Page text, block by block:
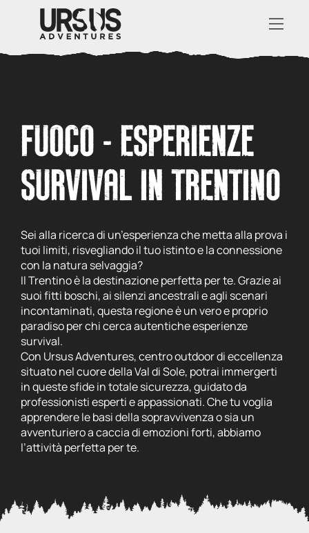
FUOCO - ESPERIENZE
SURVIVAL IN TRENTINO
Sei alla ricerca di un’esperienza che metta alla prova i
tuoi limiti, risvegliando il tuo istinto e la connessione
con la natura selvaggia?
Il Trentino è la destinazione perfetta per te. Grazie ai
suoi fitti boschi, ai silenzi ancestrali e agli scenari
incontaminati, questa regione è un vero e proprio
paradiso per chi cerca autentiche esperienze
survival.
Con Ursus Adventures, centro outdoor di eccellenza
situato nel cuore della Val di Sole, potrai immergerti
in queste sfide in totale sicurezza, guidato da
professionisti esperti e appassionati. Che tu voglia
apprendere le basi della sopravvivenza o sia un
avventuriero a caccia di emozioni forti, abbiamo
l’attività perfetta per te.